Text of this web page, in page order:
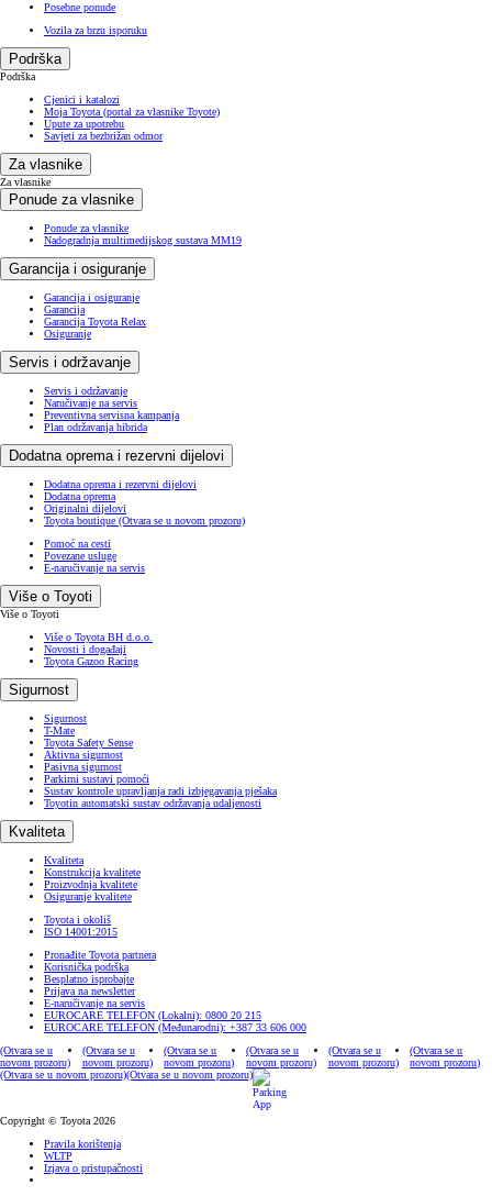
Posebne ponude
Vozila za brzu isporuku
Podrška
Podrška
Cjenici i katalozi
Moja Toyota (portal za vlasnike Toyote)
Upute za upotrebu
Savjeti za bezbrižan odmor
Za vlasnike
Za vlasnike
Ponude za vlasnike
Ponude za vlasnike
Nadogradnja multimedijskog sustava MM19
Garancija i osiguranje
Garancija i osiguranje
Garancija
Garancija Toyota Relax
Osiguranje
Servis i održavanje
Servis i održavanje
Naručivanje na servis
Preventivna servisna kampanja
Plan održavanja hibrida
Dodatna oprema i rezervni dijelovi
Dodatna oprema i rezervni dijelovi
Dodatna oprema
Originalni dijelovi
Toyota boutique (Otvara se u novom prozoru)
Pomoć na cesti
Povezane usluge
E-naručivanje na servis
Više o Toyoti
Više o Toyoti
Više o Toyota BH d.o.o.
Novosti i događaji
Toyota Gazoo Racing
Sigurnost
Sigurnost
T-Mate
Toyota Safety Sense
Aktivna sigurnost
Pasivna sigurnost
Parkirni sustavi pomoći
Sustav kontrole upravljanja radi izbjegavanja pješaka
Toyotin automatski sustav održavanja udaljenosti
Kvaliteta
Kvaliteta
Konstrukcija kvalitete
Proizvodnja kvalitete
Osiguranje kvalitete
Toyota i okoliš
ISO 14001:2015
Pronađite Toyota partnera
Korisnička podrška
Besplatno isprobajte
Prijava na newsletter
E-naručivanje na servis
EUROCARE TELEFON (Lokalni): 0800 20 215
EUROCARE TELEFON (Međunarodni): +387 33 606 000
(Otvara se u
novom prozoru)
(Otvara se u
novom prozoru)
(Otvara se u
novom prozoru)
(Otvara se u
novom prozoru)
(Otvara se u
novom prozoru)
(Otvara se u
novom prozoru)
(Otvara se u novom prozoru)(Otvara se u novom prozoru)
Copyright © Toyota 2026
Pravila korištenja
WLTP
Izjava o pristupačnosti